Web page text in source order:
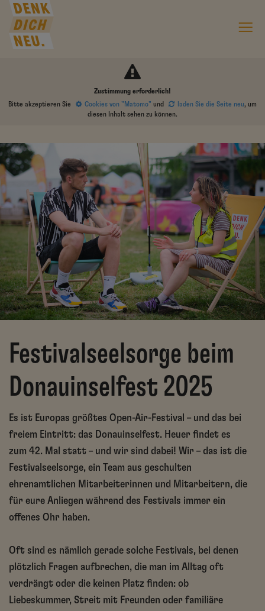
Zustimmung erforderlich!
Bitte akzeptieren Sie
Cookies von "Matomo" und laden Sie die Seite neu, um
diesen Inhalt sehen zu können.
Festivalseelsorge beim
Donauinselfest 2025
Es ist Europas größtes Open-Air-Festival – und das bei
freiem Eintritt: das Donauinselfest. Heuer findet es
zum 42. Mal statt – und wir sind dabei! Wir – das ist die
Festivalseelsorge, ein Team aus geschulten
ehrenamtlichen Mitarbeiterinnen und Mitarbeitern, die
für eure Anliegen während des Festivals immer ein
offenes Ohr haben.
Oft sind es nämlich gerade solche Festivals, bei denen
plötzlich Fragen aufbrechen, die man im Alltag oft
verdrängt oder die keinen Platz finden: ob
Liebeskummer, Streit mit Freunden oder familiäre